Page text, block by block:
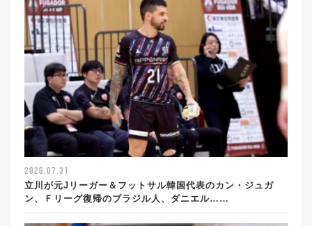
2026.07.31
立川が元Jリーガー＆フットサル韓国代表のカン・ジュガ
ン、Ｆリーグ復帰のブラジル人、ダニエル……